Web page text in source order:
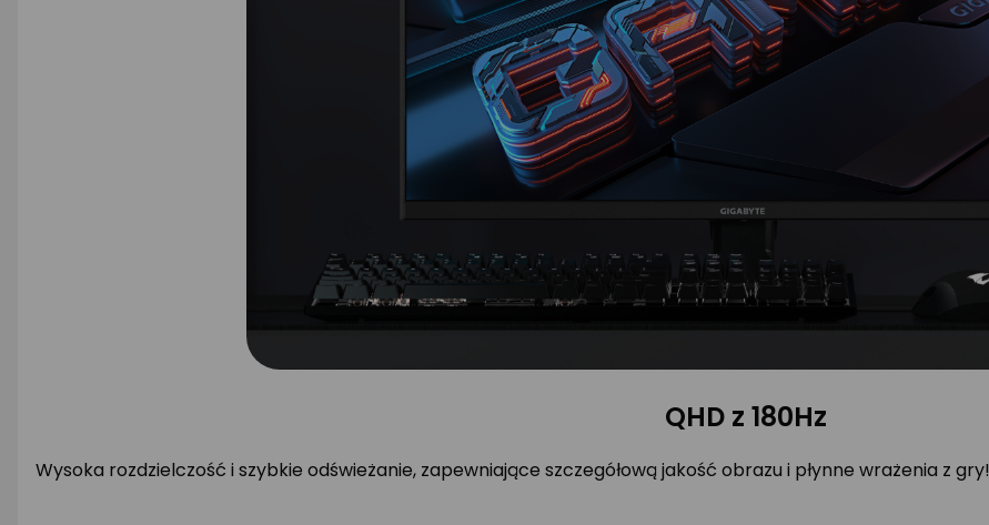
QHD z 180Hz
Wysoka rozdzielczość i szybkie odświeżanie, zapewniające szczegółową jakość obrazu i płynne wrażenia z gry!